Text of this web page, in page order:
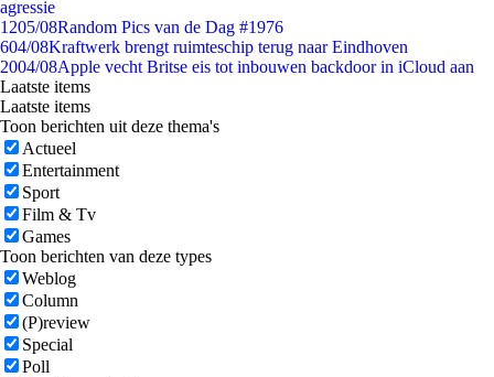
agressie
1205/08Random Pics van de Dag #1976
604/08Kraftwerk brengt ruimteschip terug naar Eindhoven
2004/08Apple vecht Britse eis tot inbouwen backdoor in iCloud aan
Laatste items
Laatste items
Toon berichten uit deze thema's
Actueel
Entertainment
Sport
Film & Tv
Games
Toon berichten van deze types
Weblog
Column
(P)review
Special
Poll